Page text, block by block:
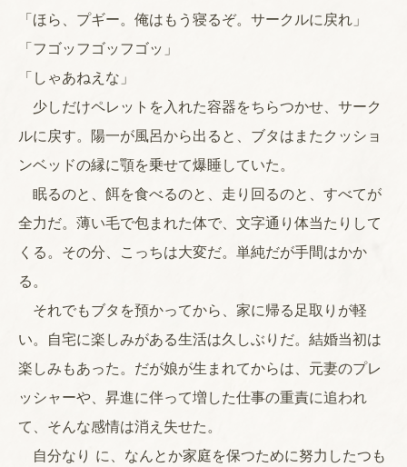
「ほら、プギー。俺はもう寝るぞ。サークルに戻れ」
「フゴッフゴッフゴッ」
「しゃあねえな」
少しだけペレットを入れた容器をちらつかせ、サーク
ルに戻す。陽一が風呂から出ると、ブタはまたクッショ
ンベッドの縁に顎を乗せて爆睡していた。
眠るのと、餌を食べるのと、走り回るのと、すべてが
全力だ。薄い毛で包まれた体で、文字通り体当たりして
くる。その分、こっちは大変だ。単純だが手間はかか
る。
それでもブタを預かってから、家に帰る足取りが軽
い。自宅に楽しみがある生活は久しぶりだ。結婚当初は
楽しみもあった。だが娘が生まれてからは、元妻のプレ
ッシャーや、昇進に伴って増した仕事の重責に追われ
て、そんな感情は消え失せた。
自分なり に、なんとか家庭を保つために努力したつも